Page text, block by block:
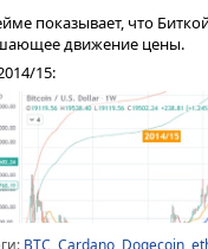
что делает его
показывает, что
движение цены.
15:
BTC,Cardano, Dogecoin,